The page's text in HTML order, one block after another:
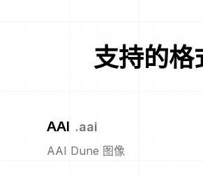
支持的格
AAI .aai
AAI Dune 图像